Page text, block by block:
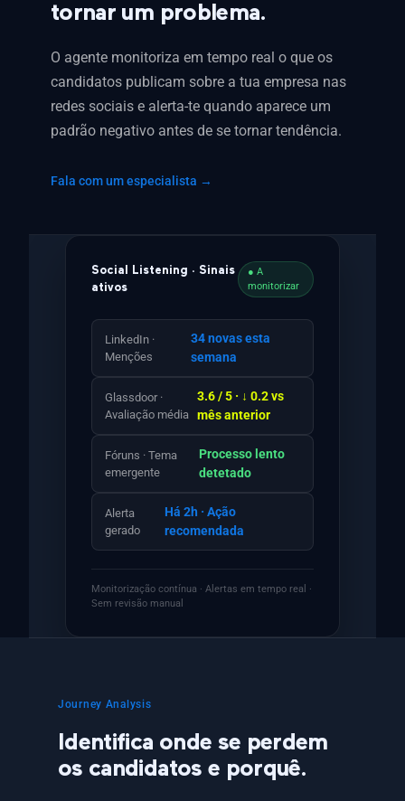
tornar um problema.
O agente monitoriza em tempo real o que os
candidatos publicam sobre a tua empresa nas
redes sociais e alerta-te quando aparece um
padrão negativo antes de se tornar tendência.
Fala com um especialista →
Social Listening · Sinais
ativos
● A
monitorizar
LinkedIn ·
Menções
34 novas esta
semana
Glassdoor ·
Avaliação média
3.6 / 5 · ↓ 0.2 vs
mês anterior
Fóruns · Tema
emergente
Processo lento
detetado
Alerta
gerado
Há 2h · Ação
recomendada
Monitorização contínua · Alertas em tempo real ·
Sem revisão manual
Journey Analysis
Identifica onde se perdem
os candidatos e porquê.